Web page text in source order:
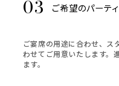
ご希望のパーテ
ご宴席の用途に合わせ、ス
わせてご用意いたします。
ます。